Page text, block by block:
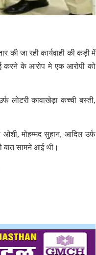
की जा रही कार्यवाही की कड़ी में
करने के आरोप मे एक आरोपी को
लोटरी कावाखेड़ा कच्ची बस्ती,
ओशी, मोहम्मद सुहान, आदिल उर्फ
बात सामने आई थी।